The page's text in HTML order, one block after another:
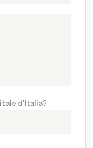
d'Italia?